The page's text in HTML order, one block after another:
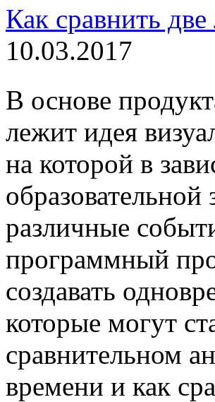
Как сравнить
10.03.2017
В основе
лежит идея
на которой в
различные
программный
создавать
которые могут
сравнительном
времени и как